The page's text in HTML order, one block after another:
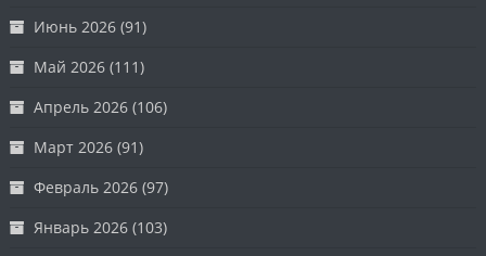
Июнь 2026 (91)
Май 2026 (111)
Апрель 2026 (106)
Март 2026 (91)
Февраль 2026 (97)
Январь 2026 (103)